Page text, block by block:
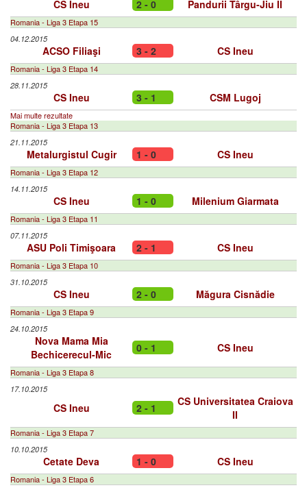
CS Ineu 2 - 0 Pandurii Târgu-Jiu II
Romania - Liga 3 Etapa 15
04.12.2015
ACSO Filiaşi 3 - 2 CS Ineu
Romania - Liga 3 Etapa 14
28.11.2015
CS Ineu 3 - 1 CSM Lugoj
Mai multe rezultate
Romania - Liga 3 Etapa 13
21.11.2015
Metalurgistul Cugir 1 - 0 CS Ineu
Romania - Liga 3 Etapa 12
14.11.2015
CS Ineu 1 - 0 Milenium Giarmata
Romania - Liga 3 Etapa 11
07.11.2015
ASU Poli Timişoara 2 - 1 CS Ineu
Romania - Liga 3 Etapa 10
31.10.2015
CS Ineu 2 - 0 Măgura Cisnădie
Romania - Liga 3 Etapa 9
24.10.2015
Nova Mama Mia
Bechicerecul-Mic
0 - 1 CS Ineu
Romania - Liga 3 Etapa 8
17.10.2015
CS Ineu 2 - 1
CS Universitatea Craiova
II
Romania - Liga 3 Etapa 7
10.10.2015
Cetate Deva 1 - 0 CS Ineu
Romania - Liga 3 Etapa 6